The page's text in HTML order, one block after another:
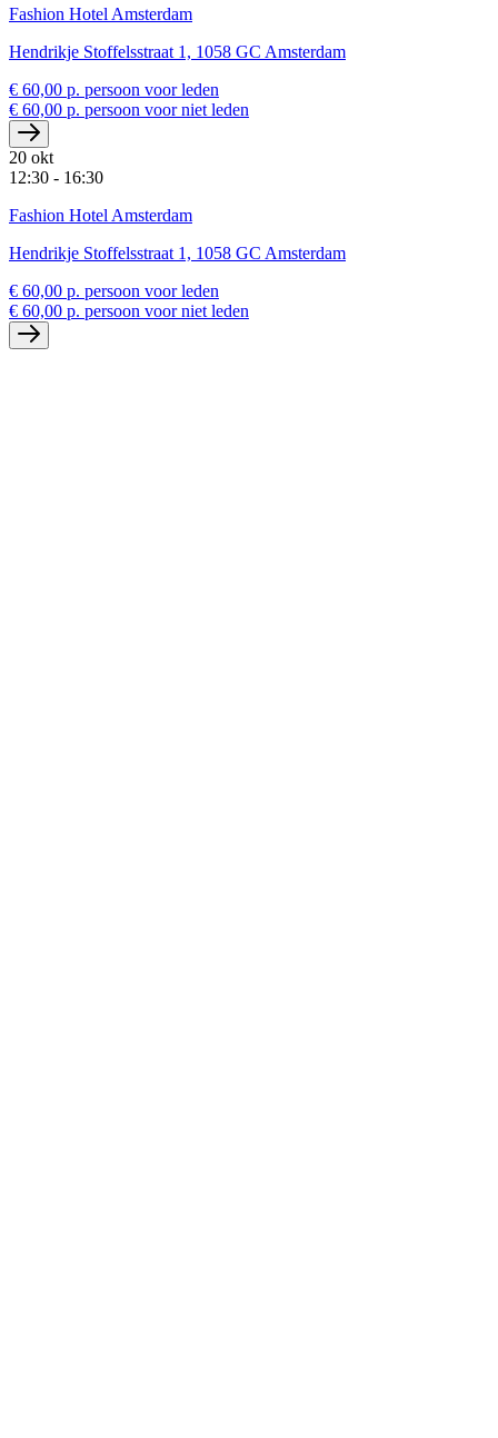
Fashion Hotel Amsterdam
Hendrikje Stoffelsstraat 1, 1058 GC Amsterdam
€ 60,00 p. persoon voor leden
€ 60,00 p. persoon voor niet leden
20 okt
12:30 - 16:30
Fashion Hotel Amsterdam
Hendrikje Stoffelsstraat 1, 1058 GC Amsterdam
€ 60,00 p. persoon voor leden
€ 60,00 p. persoon voor niet leden